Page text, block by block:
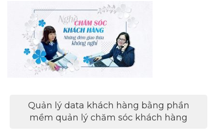
Điều
hướng
Quản lý data khách hàng bằng phần
mềm quản lý chăm sóc khách hàng